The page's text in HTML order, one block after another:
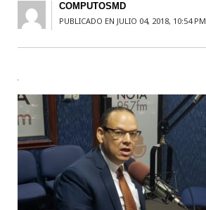
COMPUTOSMD
PUBLICADO EN JULIO 04, 2018, 10:54 PM